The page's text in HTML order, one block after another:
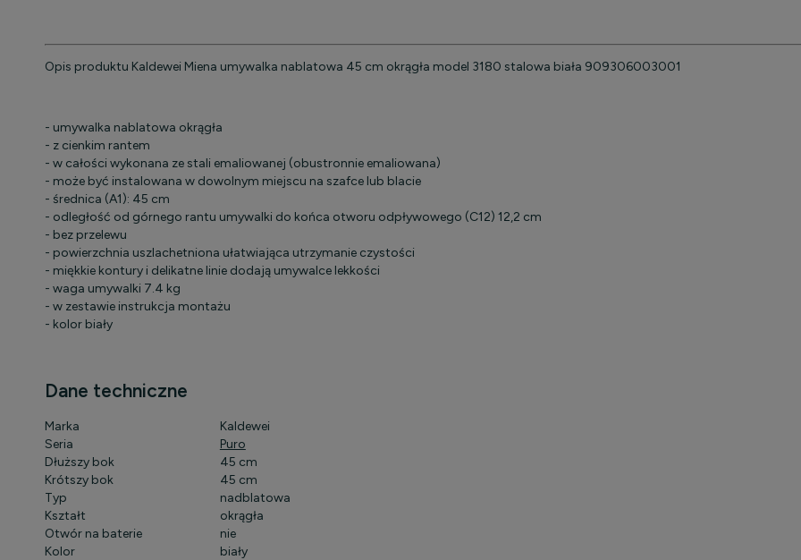
Opis produktu Kaldewei Miena umywalka nablatowa 45 cm okrągła model 3180 stalowa biała 909306003001
- umywalka nablatowa okrągła
- z cienkim rantem
- w całości wykonana ze stali emaliowanej (obustronnie emaliowana)
- może być instalowana w dowolnym miejscu na szafce lub blacie
- średnica (A1): 45 cm
- odległość od górnego rantu umywalki do końca otworu odpływowego (C12) 12,2 cm
- bez przelewu
- powierzchnia uszlachetniona ułatwiająca utrzymanie czystości
- miękkie kontury i delikatne linie dodają umywalce lekkości
- waga umywalki 7.4 kg
- w zestawie instrukcja montażu
- kolor biały
Dane techniczne
Marka
Kaldewei
Seria
Puro
Dłuższy bok
45 cm
Krótszy bok
45 cm
Typ
nadblatowa
Kształt
okrągła
Otwór na baterie
nie
Kolor
biały